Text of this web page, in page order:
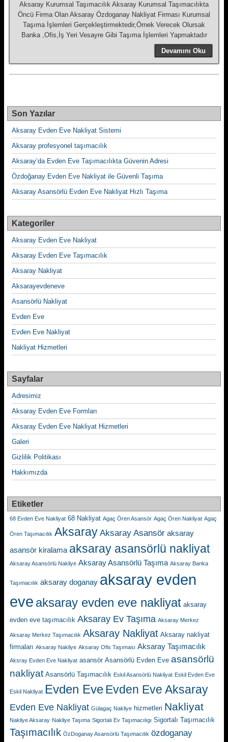
Aksaray Kurumsal Taşımacılık Aksaray Kurumsal Taşımacılıkta
Öncü Firma Olan Aksaray Özdoganay Nakliyat Firması Kurumsal
Taşıma İşlemleri Gerçekleştirmektedir,Örnek Verecek Olursak
Banka ,Ofis,İş Yeri Vesayre Gibi Taşıma İşlemleri Yapmaktadır
Devamını Oku
Son Yazılar
Aksaray Evden Eve Nakliyat Sistemi
Aksaray profesyonel taşımacılık
Aksaray’da Evden Eve Taşımacılıkta Güvenin Adresi
Özdoğanay Evden Eve Nakliyat ile Güvenli Taşıma
Aksaray Asansörlü Evden Eve Nakliyat Hızlı Taşıma
Kategoriler
Aksaray Evden Eve Nakliyat
Aksaray Evden Eve Taşımacılık
Aksaray Nakliyat
Aksarayevdeneve
Asansörlü Nakliyat
Evden Eve
Evden Eve Nakliyat
Nakliyat Hizmetleri
Sayfalar
Adresimiz
Aksaray Evden Eve Formları
Aksaray Evden Eve Nakliyat Hizmetleri
Galeri
Gizlilik Politikası
Hakkımızda
Etiketler
68 Evden Eve Nakliyat 68 Nakliyat Agaç Ören Asansör Agaç Ören Nakliyat Agaç
Ören Taşımacılık Aksaray Aksaray Asansör aksaray
asansör kiralama aksaray asansörlü nakliyat
Aksaray Asansörlü Nakliye Aksaray Asansörlü Taşıma Aksaray Banka
Taşımacılık aksaray doganay aksaray evden
eve aksaray evden eve nakliyat aksaray
evden eve taşımacılık Aksaray Ev Taşıma Aksaray Merkez
Aksaray Merkez Taşımacılık Aksaray Nakliyat Aksaray nakliyat
firmaları Aksaray Nakliye Aksaray Ofis Taşıması Aksaray Taşımacılık
Aksray Evden Eve Nakliyat asansör Asansörlü Evden Eve asansörlü
nakliyat Asansörlü Taşımacılık Eskil Asansörlü Nakliyat Eskil Evden Eve
Eskil Nakliyat Evden EveEvden Eve Aksaray
Evden Eve Nakliyat Gülagaç Nakliye hizmetleri Nakliyat
Nakliye Aksaray Nakliye Taşıma Sigortalı Ev Taşımacılıgı Sigortalı Taşımacılık
Taşımacılık ÖzDoganay Asansörlü Taşımacılık özdoganay